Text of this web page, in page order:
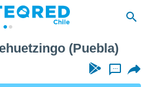
(Puebla)
...